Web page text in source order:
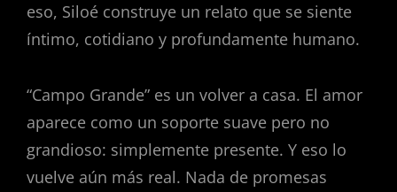
eso, Siloé construye un relato que se siente
íntimo, cotidiano y profundamente humano.
“Campo Grande” es un volver a casa. El amor
aparece como un soporte suave pero no
grandioso: simplemente presente. Y eso lo
vuelve aún más real. Nada de promesas